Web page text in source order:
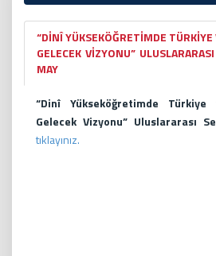
“DİNÎ YÜKSEKÖĞRETİMDE
GELECEK VİZYONU”
MAY
“Dinî Yükseköğretimde
Gelecek Vizyonu” Uluslararası
tıklayınız.